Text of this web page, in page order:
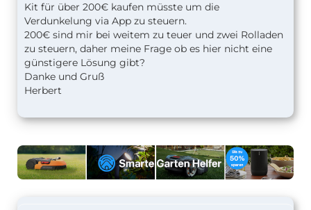
Kit für über 200€ kaufen müsste um die
Verdunkelung via App zu steuern.
200€ sind mir bei weitem zu teuer und zwei Rolladen
zu steuern, daher meine Frage ob es hier nicht eine
günstigere Lösung gibt?
Danke und Gruß
Herbert